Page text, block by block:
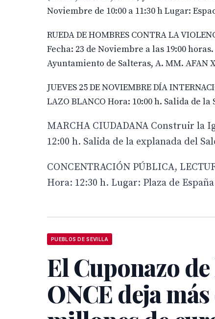
Noviembre de 10:00 a 11:30 h Lugar:
RUEDA DE HOMBRES CONTRA LA
Fecha: 23 de Noviembre a las 19:00
Ayuntamiento de Salteras, A. MM. AFAN
JUEVES 25 DE NOVIEMBRE DÍA
LAZO BLANCO Hora: 10:00 h. Salida de
MARCHA CIUDADANA Construir la
12:00 h. Salida de la explanada del
CONCENTRACIÓN PÚBLICA,
Hora: 12:30 h. Lugar: Plaza de España
PUEBLOS DE SEVILLA
El Cuponazo
ONCE deja más